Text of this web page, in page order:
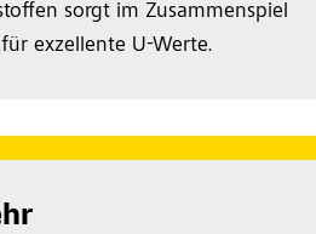
sorgt im Zusammenspiel
exzellente U-Werte.